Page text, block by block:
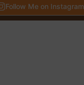
Follow Me on Instagram